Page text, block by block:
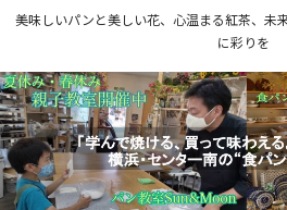
美味しいパンと美しい花、心温まる紅茶、未
に彩りを